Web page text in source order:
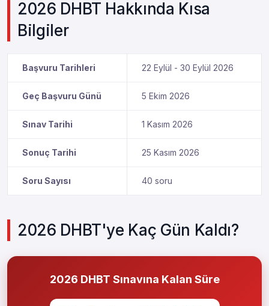
2026 DHBT Hakkında Kısa
Bilgiler
Başvuru Tarihleri 22 Eylül - 30 Eylül 2026
Geç Başvuru Günü 5 Ekim 2026
Sınav Tarihi 1 Kasım 2026
Sonuç Tarihi 25 Kasım 2026
Soru Sayısı 40 soru
2026 DHBT'ye Kaç Gün Kaldı?
2026 DHBT Sınavına Kalan Süre